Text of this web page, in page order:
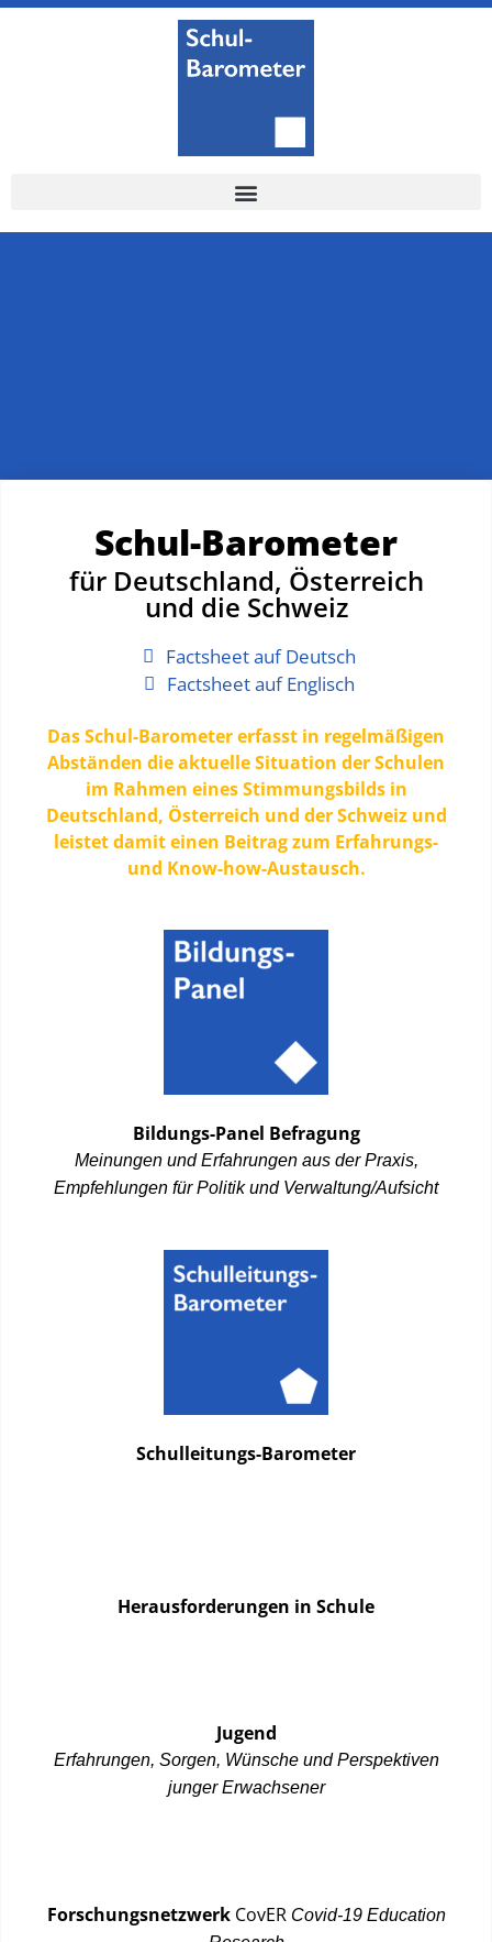
Schul-Barometer
für Deutschland, Österreich
und die Schweiz
Factsheet auf Deutsch
Factsheet auf Englisch
Das Schul-Barometer erfasst in regelmäßigen
Abständen die aktuelle Situation der Schulen
im Rahmen eines Stimmungsbilds in
Deutschland, Österreich und der Schweiz und
leistet damit einen Beitrag zum Erfahrungs-
und Know-how-Austausch.
Bildungs-Panel Befragung
Meinungen und Erfahrungen aus der Praxis,
Empfehlungen für Politik und Verwaltung/Aufsicht
Schulleitungs-Barometer
Herausforderungen in Schule
Jugend
Erfahrungen, Sorgen, Wünsche und Perspektiven
junger Erwachsener
ForschungsnetzwerkCovER Covid-19 Education